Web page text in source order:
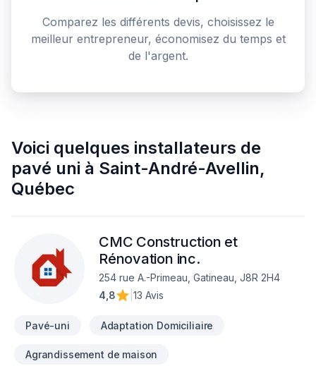
Comparez les différents devis, choisissez le
meilleur entrepreneur, économisez du temps et
de l'argent.
Voici quelques installateurs de
pavé uni à Saint-André-Avellin,
Québec
CMC Construction et
Rénovation inc.
254 rue A.-Primeau, Gatineau, J8R 2H4
4,8
13 Avis
Pavé-uni Adaptation Domiciliaire
Agrandissement de maison